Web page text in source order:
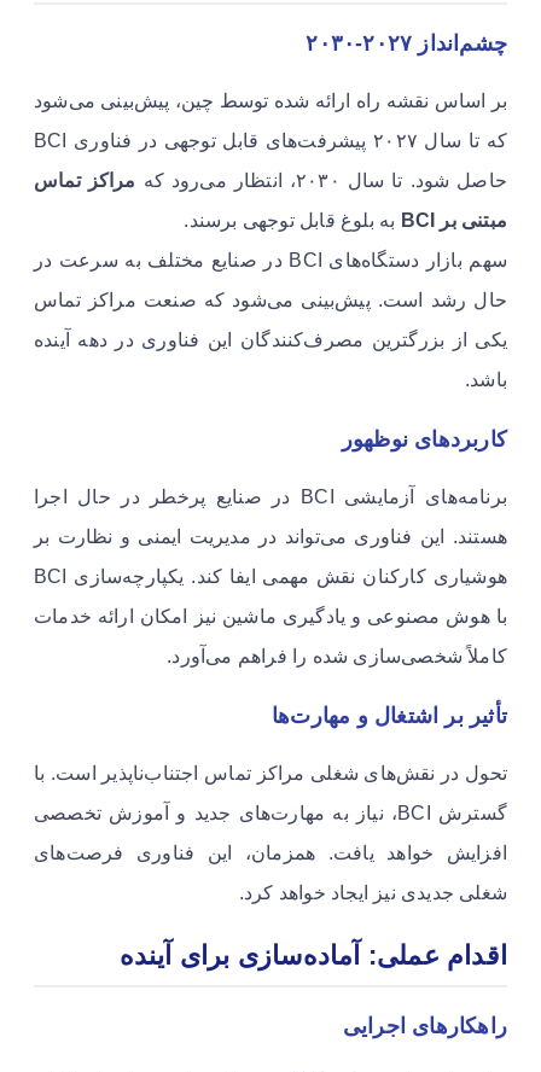
چشم‌انداز ۲۰۲۷-۲۰۳۰
بر اساس نقشه راه ارائه شده توسط چین، پیش‌بینی می‌شود
که تا سال ۲۰۲۷ پیشرفت‌های قابل توجهی در فناوری BCI
حاصل شود. تا سال ۲۰۳۰، انتظار می‌رود که
مراکز تماس
مبتنی بر BCI
به بلوغ قابل توجهی برسند.
سهم بازار دستگاه‌های BCI در صنایع مختلف به سرعت در
حال رشد است. پیش‌بینی می‌شود که صنعت مراکز تماس
یکی از بزرگترین مصرف‌کنندگان این فناوری در دهه آینده
باشد.
کاربردهای نوظهور
برنامه‌های آزمایشی BCI در صنایع پرخطر در حال اجرا
هستند. این فناوری می‌تواند در مدیریت ایمنی و نظارت بر
هوشیاری کارکنان نقش مهمی ایفا کند. یکپارچه‌سازی BCI
با هوش مصنوعی و یادگیری ماشین نیز امکان ارائه خدمات
کاملاً شخصی‌سازی شده را فراهم می‌آورد.
تأثیر بر اشتغال و مهارت‌ها
تحول در نقش‌های شغلی مراکز تماس اجتناب‌ناپذیر است. با
گسترش BCI، نیاز به مهارت‌های جدید و آموزش تخصصی
افزایش خواهد یافت. همزمان، این فناوری فرصت‌های
شغلی جدیدی نیز ایجاد خواهد کرد.
اقدام عملی: آماده‌سازی برای آینده
راهکارهای اجرایی